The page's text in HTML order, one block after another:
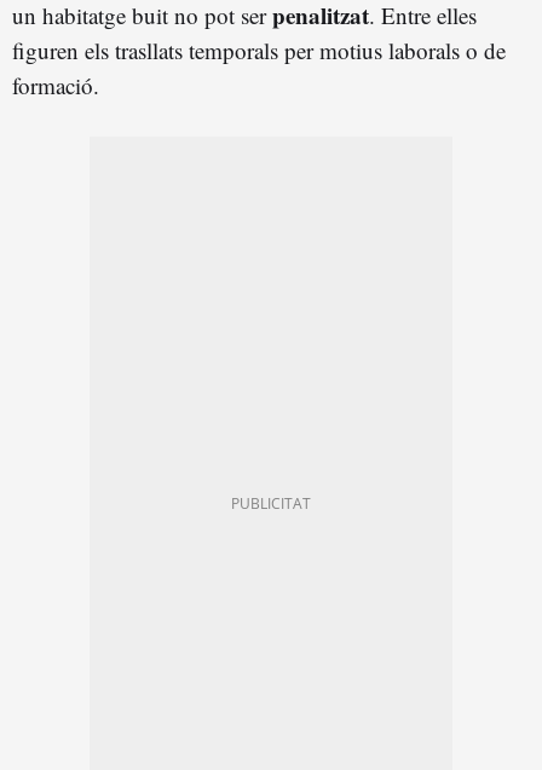
un habitatge buit no pot serpenalitzat. Entre elles
figuren els trasllats temporals per motius laborals o de
formació.